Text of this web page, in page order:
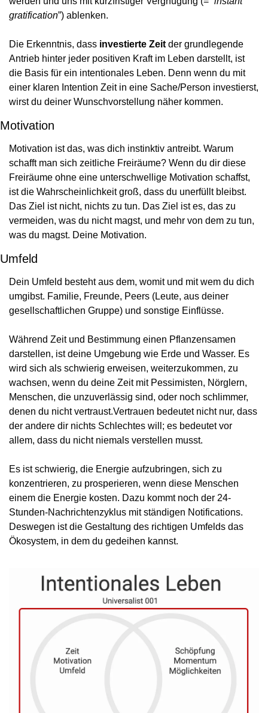
gratification”) ablenken.
Die Erkenntnis, dass investierte Zeit der grundlegende
Antrieb hinter jeder positiven Kraft im Leben darstellt, ist
die Basis für ein intentionales Leben. Denn wenn du mit
einer klaren Intention Zeit in eine Sache/Person investierst,
wirst du deiner Wunschvorstellung näher kommen.
Motivation
Motivation ist das, was dich instinktiv antreibt. Warum
schafft man sich zeitliche Freiräume? Wenn du dir diese
Freiräume ohne eine unterschwellige Motivation schaffst,
ist die Wahrscheinlichkeit groß, dass du unerfüllt bleibst.
Das Ziel ist nicht, nichts zu tun. Das Ziel ist es, das zu
vermeiden, was du nicht magst, und mehr von dem zu tun,
was du magst. Deine Motivation.
Umfeld
Dein Umfeld besteht aus dem, womit und mit wem du dich
umgibst. Familie, Freunde, Peers (Leute, aus deiner
gesellschaftlichen Gruppe) und sonstige Einflüsse.
Während Zeit und Bestimmung einen Pflanzensamen
darstellen, ist deine Umgebung wie Erde und Wasser. Es
wird sich als schwierig erweisen, weiterzukommen, zu
wachsen, wenn du deine Zeit mit Pessimisten, Nörglern,
Menschen, die unzuverlässig sind, oder noch schlimmer,
denen du nicht vertraust.Vertrauen bedeutet nicht nur, dass
der andere dir nichts Schlechtes will; es bedeutet vor
allem, dass du nicht niemals verstellen musst.
Es ist schwierig, die Energie aufzubringen, sich zu
konzentrieren, zu prosperieren, wenn diese Menschen
einem die Energie kosten. Dazu kommt noch der 24-
Stunden-Nachrichtenzyklus mit ständigen Notifications.
Deswegen ist die Gestaltung des richtigen Umfelds das
Ökosystem, in dem du gedeihen kannst.